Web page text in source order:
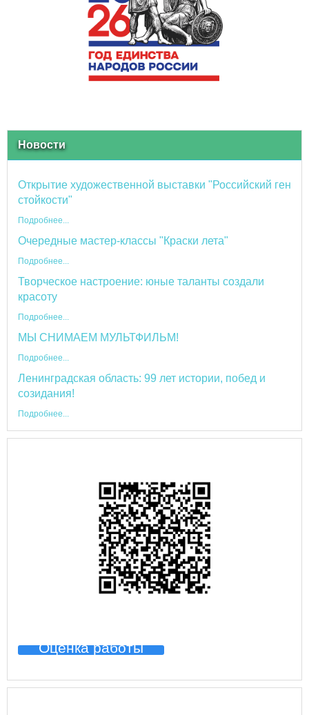
Новости
Открытие художественной выставки "Российский ген
стойкости"
Подробнее...
Очередные мастер-классы "Краски лета"
Подробнее...
Творческое настроение: юные таланты создали
красоту
Подробнее...
МЫ СНИМАЕМ МУЛЬТФИЛЬМ!
Подробнее...
Ленинградская область: 99 лет истории, побед и
созидания!
Подробнее...
Оценка работы